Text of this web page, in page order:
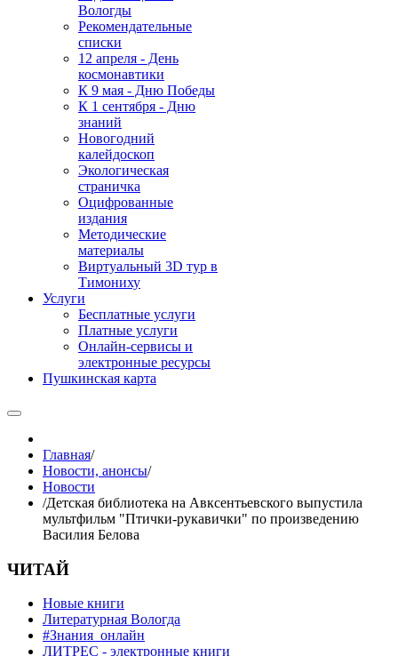
Вологды
Рекомендательные
списки
12 апреля - День
космонавтики
К 9 мая - Дню Победы
К 1 сентября - Дню
знаний
Новогодний
калейдоскоп
Экологическая
страничка
Оцифрованные
издания
Методические
материалы
Виртуальный 3D тур в
Тимониху
Услуги
Бесплатные услуги
Платные услуги
Онлайн-сервисы и
электронные ресурсы
Пушкинская карта
Главная/
Новости, анонсы/
Новости
/Детская библиотека на Авксентьевского выпустила
мультфильм "Птички-рукавички" по произведению
Василия Белова
ЧИТАЙ
Новые книги
Литературная Вологда
#Знания_онлайн
ЛИТРЕС - электронные книги